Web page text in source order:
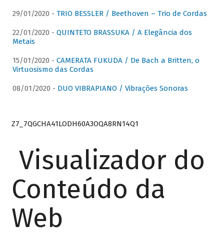
29/01/2020 - TRIO BESSLER / Beethoven – Trio de Cordas
22/01/2020 - QUINTETO BRASSUKA / A Elegância dos
Metais
15/01/2020 - CAMERATA FUKUDA / De Bach a Britten, o
Virtuosismo das Cordas
08/01/2020 - DUO VIBRAPIANO / Vibrações Sonoras
Z7_7QGCHA41LODH60A3OQA8RN14Q1
Visualizador do
Conteúdo da
Web